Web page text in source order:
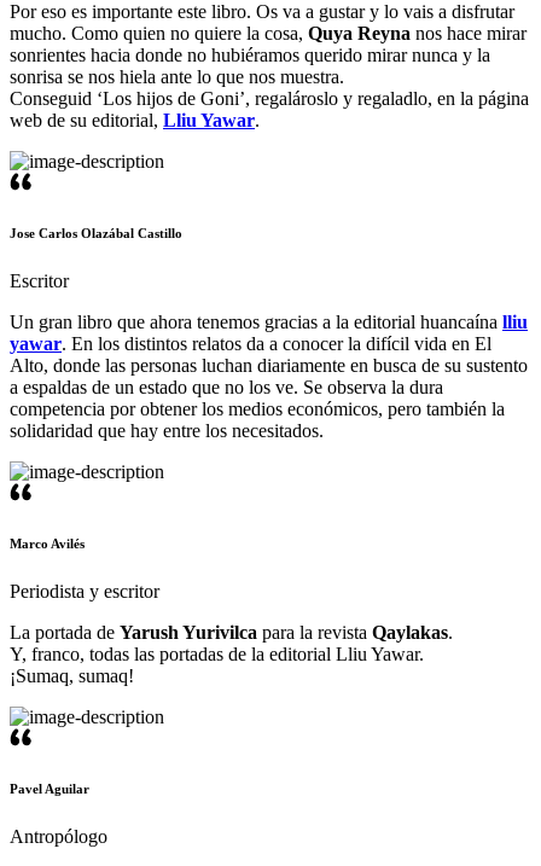
Por eso es importante este libro. Os va a gustar y lo vais a disfrutar
mucho. Como quien no quiere la cosa, Quya Reyna nos hace mirar
sonrientes hacia donde no hubiéramos querido mirar nunca y la
sonrisa se nos hiela ante lo que nos muestra.
Conseguid ‘Los hijos de Goni’, regalároslo y regaladlo, en la página
web de su editorial, Lliu Yawar.
Jose Carlos Olazábal Castillo
Escritor
Un gran libro que ahora tenemos gracias a la editorial huancaína lliu
yawar. En los distintos relatos da a conocer la difícil vida en El
Alto, donde las personas luchan diariamente en busca de su sustento
a espaldas de un estado que no los ve. Se observa la dura
competencia por obtener los medios económicos, pero también la
solidaridad que hay entre los necesitados.
Marco Avilés
Periodista y escritor
La portada de Yarush Yurivilca para la revista Qaylakas.
Y, franco, todas las portadas de la editorial Lliu Yawar.
¡Sumaq, sumaq!
Pavel Aguilar
Antropólogo